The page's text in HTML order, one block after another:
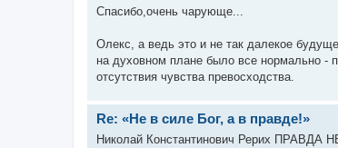
Спасибо,очень чарующе...
Олекс, а ведь это и не так далекое
на духовном плане было все нормально -
отсутствия чувства превосходства.
Re: «Не в силе Бог, а в правде!»
Николай Константинович Рерих ПРАВДА